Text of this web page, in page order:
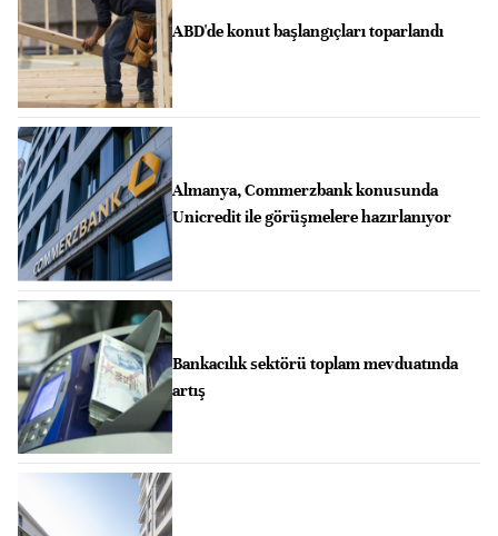
ABD'de konut başlangıçları toparlandı
Almanya, Commerzbank konusunda
Unicredit ile görüşmelere hazırlanıyor
Bankacılık sektörü toplam mevduatında
artış